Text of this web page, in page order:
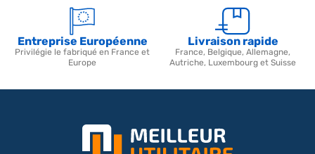
Entreprise Européenne
Privilégie le fabriqué en France et
Europe
Livraison rapide
France, Belgique, Allemagne,
Autriche, Luxembourg et Suisse